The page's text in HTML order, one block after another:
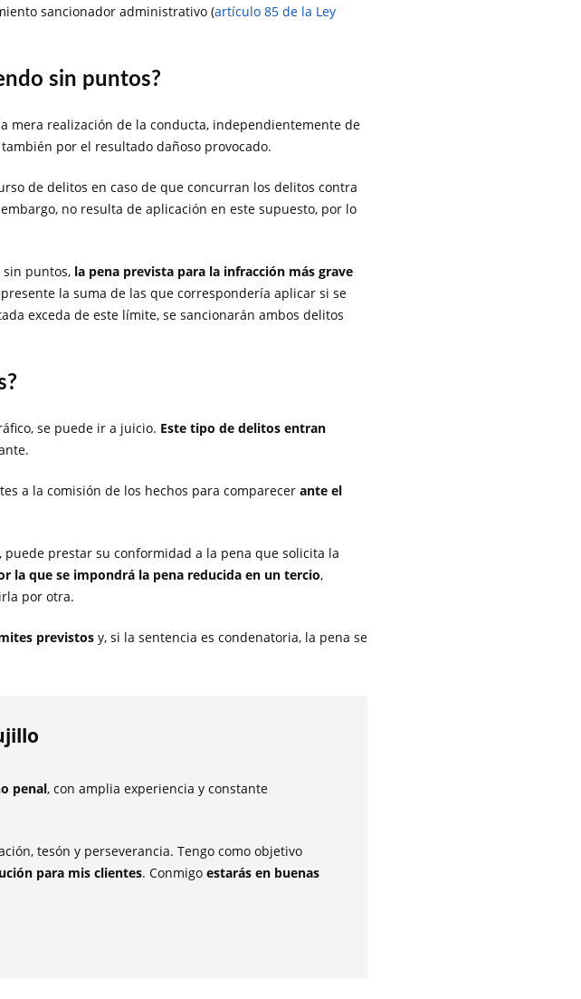
sancionador administrativo (artículo 85 de la Ley
sin puntos?
mera realización de la conducta, independientemente de
por el resultado dañoso provocado.
de delitos en caso de que concurran los delitos contra
no resulta de aplicación en este supuesto, por lo
sin puntos, la pena prevista para la infracción más grave
la suma de las que correspondería aplicar si se
exceda de este límite, se sancionarán ambos delitos
se puede ir a juicio. Este tipo de delitos entran
a la comisión de los hechos para comparecer ante el
prestar su conformidad a la pena que solicita la
la que se impondrá la pena reducida en un tercio,
por otra.
previstos y, si la sentencia es condenatoria, la pena se
penal, con amplia experiencia y constante
tesón y perseverancia. Tengo como objetivo
para mis clientes. Conmigoestarás en buenas